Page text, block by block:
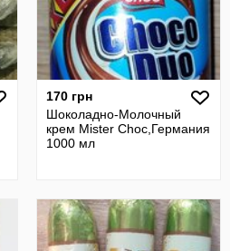
170 грн
Шоколадно-Молочный
крем Mister Choc,Германия
1000 мл